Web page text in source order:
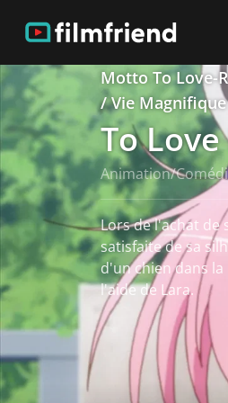
Motto To Love-
/ Vie
To Love
Animation/
Lors de l'achat de
satisfaite de sa
d'un chien dans la
l'aide de Lara.
Voir plus